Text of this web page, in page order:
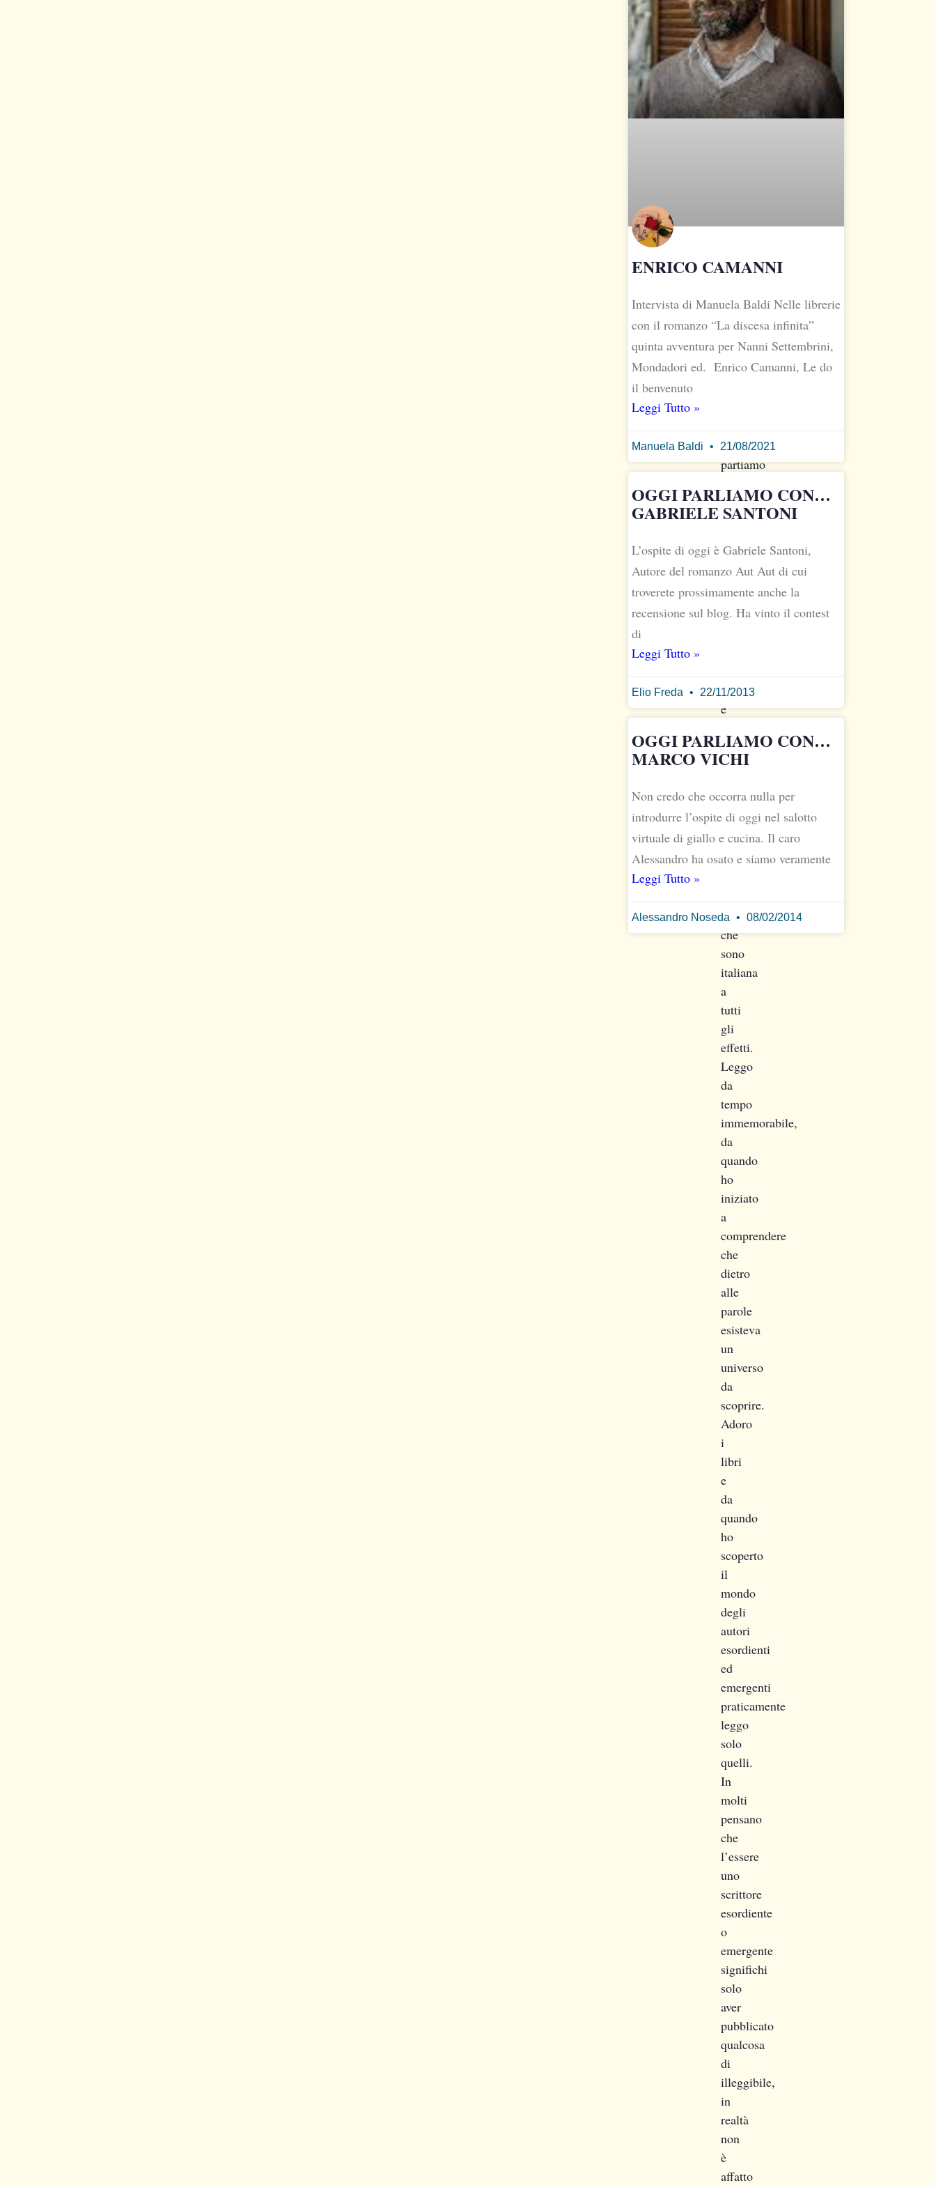
di
Alessandro
Noseda.
Buongiorno
e
Chi
e
perché
leggi
e
Buongiorno,
partiamo
con
una
difficile,
eh?
Sono
nata
1964
e
arrivata
in
a
due
anni,
quindi
dire
che
sono
italiana
a
tutti
gli
effetti.
Leggo
da
tempo
immemorabile,
da
quando
ho
iniziato
a
comprendere
che
dietro
alle
parole
esisteva
un
universo
da
scoprire.
Adoro
i
libri
e
da
quando
ho
scoperto
il
mondo
degli
autori
esordienti
ed
emergenti
praticamente
leggo
solo
quelli.
In
molti
pensano
che
l’essere
uno
scrittore
esordiente
o
emergente
significhi
solo
aver
pubblicato
qualcosa
di
illeggibile,
in
realtà
non
è
affatto
ENRICO CAMANNI
Intervista di Manuela Baldi Nelle librerie
con il romanzo “La discesa infinita”
quinta avventura per Nanni Settembrini,
Mondadori ed. Enrico Camanni, Le do
il benvenuto
Leggi Tutto »
Manuela Baldi 21/08/2021
OGGI PARLIAMO CON…
GABRIELE SANTONI
L’ospite di oggi è Gabriele Santoni,
Autore del romanzo Aut Aut di cui
troverete prossimamente anche la
recensione sul blog. Ha vinto il contest
di
Leggi Tutto »
Elio Freda 22/11/2013
OGGI PARLIAMO CON…
MARCO VICHI
Non credo che occorra nulla per
introdurre l’ospite di oggi nel salotto
virtuale di giallo e cucina. Il caro
Alessandro ha osato e siamo veramente
Leggi Tutto »
Alessandro Noseda 08/02/2014